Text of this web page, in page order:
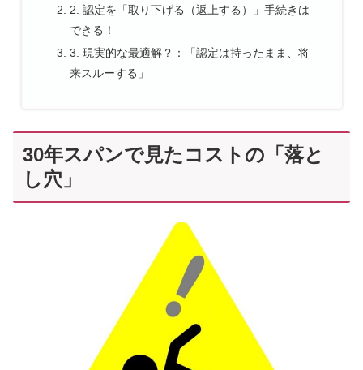
2. 認定を「取り下げる（返上する）」手続きは
できる！
3. 現実的な最適解？：「認定は持ったまま、将
来スルーする」
30年スパンで見たコストの「落と
し穴」